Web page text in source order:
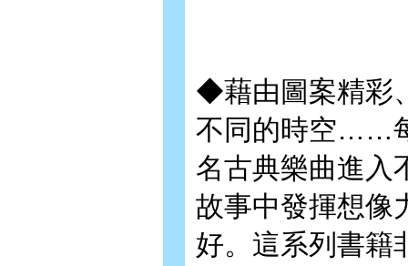
◆藉由圖案精彩
不同的時空……
名古典樂曲進入
故事中發揮想像
好。這系列書籍